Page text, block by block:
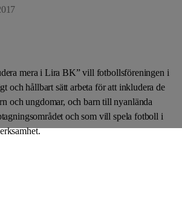
mera i Lira BK” vill fotbollsföreningen i
och hållbart sätt arbeta för att inkludera de
och ungdomar, och barn till nyanlända
och som vill spela fotboll i